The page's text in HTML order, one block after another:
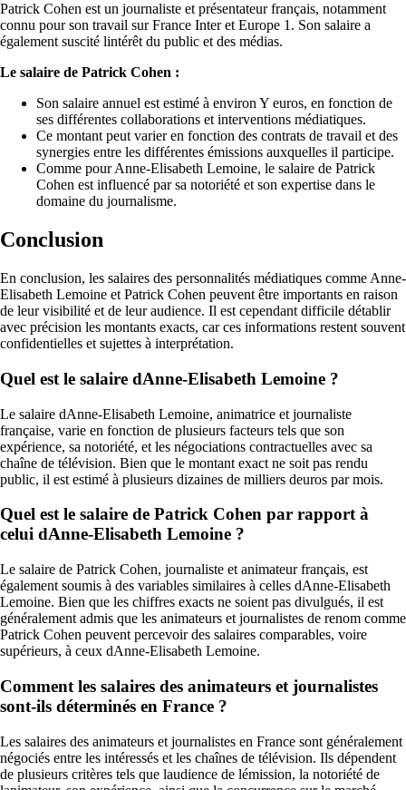
Patrick Cohen est un journaliste et présentateur français, notamment
connu pour son travail sur France Inter et Europe 1. Son salaire a
également suscité lintérêt du public et des médias.
Le salaire de Patrick Cohen :
Son salaire annuel est estimé à environ Y euros, en fonction de
ses différentes collaborations et interventions médiatiques.
Ce montant peut varier en fonction des contrats de travail et des
synergies entre les différentes émissions auxquelles il participe.
Comme pour Anne-Elisabeth Lemoine, le salaire de Patrick
Cohen est influencé par sa notoriété et son expertise dans le
domaine du journalisme.
Conclusion
En conclusion, les salaires des personnalités médiatiques comme Anne-
Elisabeth Lemoine et Patrick Cohen peuvent être importants en raison
de leur visibilité et de leur audience. Il est cependant difficile détablir
avec précision les montants exacts, car ces informations restent souvent
confidentielles et sujettes à interprétation.
Quel est le salaire dAnne-Elisabeth Lemoine ?
Le salaire dAnne-Elisabeth Lemoine, animatrice et journaliste
française, varie en fonction de plusieurs facteurs tels que son
expérience, sa notoriété, et les négociations contractuelles avec sa
chaîne de télévision. Bien que le montant exact ne soit pas rendu
public, il est estimé à plusieurs dizaines de milliers deuros par mois.
Quel est le salaire de Patrick Cohen par rapport à
celui dAnne-Elisabeth Lemoine ?
Le salaire de Patrick Cohen, journaliste et animateur français, est
également soumis à des variables similaires à celles dAnne-Elisabeth
Lemoine. Bien que les chiffres exacts ne soient pas divulgués, il est
généralement admis que les animateurs et journalistes de renom comme
Patrick Cohen peuvent percevoir des salaires comparables, voire
supérieurs, à ceux dAnne-Elisabeth Lemoine.
Comment les salaires des animateurs et journalistes
sont-ils déterminés en France ?
Les salaires des animateurs et journalistes en France sont généralement
négociés entre les intéressés et les chaînes de télévision. Ils dépendent
de plusieurs critères tels que laudience de lémission, la notoriété de